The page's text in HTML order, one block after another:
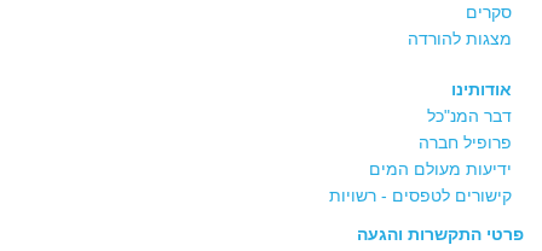
סקרים
מצגות להורדה
אודותינו
דבר המנ"כל
פרופיל חברה
ידיעות מעולם המים
קישורים לטפסים - רשויות
פרטי התקשרות והגעה